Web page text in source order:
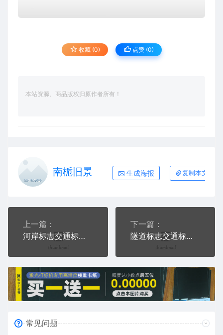
收藏 (0) 点赞 (0)
本站资源、商品版权归原作者所有！
南栀旧景 生成海报 复制本文链接
上一篇：
河岸标志交通标志公共标志AI8.0格式激光打标文件通用矢量图
下一篇：
隧道标志交通标志公共标志AI8.0格式激光打标文件通用矢量图
常见问题